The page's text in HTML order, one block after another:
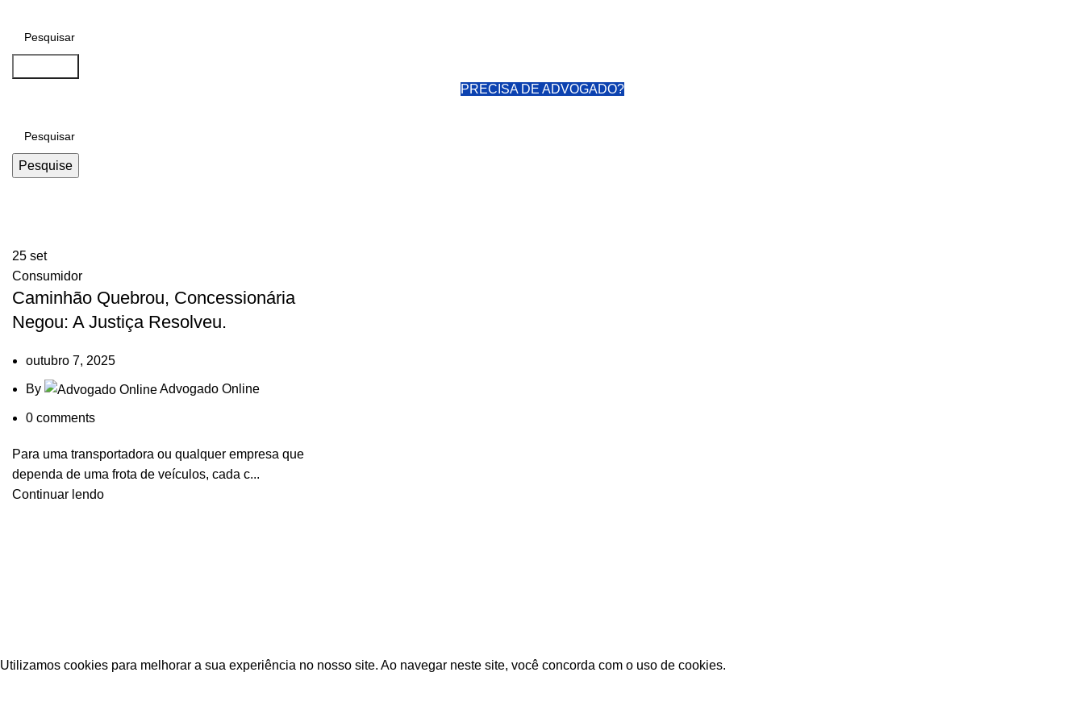
PRECISA DE ADVOGADO?
Pesquise
25 set
Consumidor
Caminhão Quebrou, Concessionária
Negou: A Justiça Resolveu.
outubro 7, 2025
By Advogado Online
0 comments
Para uma transportadora ou qualquer empresa que
dependa de uma frota de veículos, cada c...
Continuar lendo
Utilizamos cookies para melhorar a sua experiência no nosso site. Ao navegar neste site, você concorda com o uso de cookies.